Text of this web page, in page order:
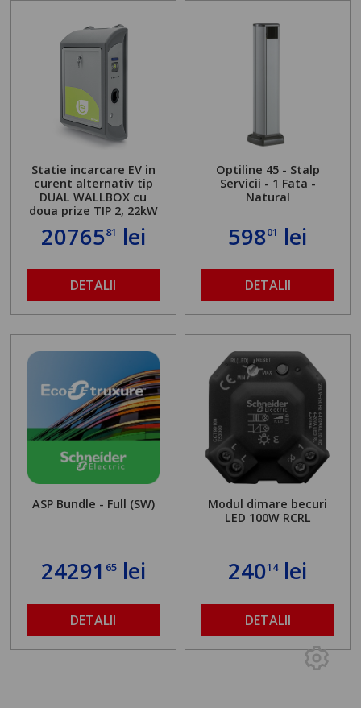
Statie incarcare EV in
curent alternativ tip
DUAL WALLBOX cu
doua prize TIP 2, 22kW
2076581 lei
DETALII
Optiline 45 - Stalp
Servicii - 1 Fata -
Natural
59801 lei
DETALII
ASP Bundle - Full (SW)
24291 65lei
DETALII
Modul dimare becuri
LED 100W RCRL
24014lei
DETALII